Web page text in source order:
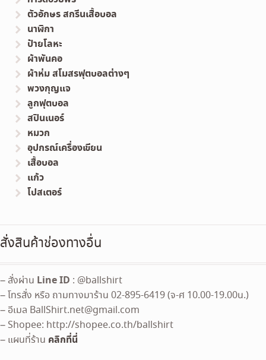
ตัวอักษร สกรีนเสื้อบอล
นาฬิกา
ป้ายโลหะ
ผ้าพันคอ
ผ้าห่ม สโมสรฟุตบอลต่างๆ
พวงกุญแจ
ลูกฟุตบอล
สปินเนอร์
หมวก
อุปกรณ์เครื่องเขียน
เสื้อบอล
แก้ว
โปสเตอร์
สั่งสินค้าช่องทางอื่น
– สั่งผ่าน Line ID : @ballshirt
– โทรสั่ง หรือ ถามทางมาร้าน 02-895-6419 (จ-ศ 10.00-19.00น.)
– อีเมล BallShirt.net@gmail.com
– Shopee: http://shopee.co.th/ballshirt
– แผนที่ร้าน คลิกที่นี่